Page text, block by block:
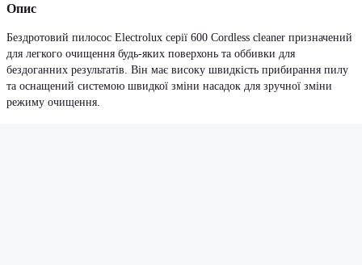
Опис
Бездротовий пилосос Electrolux серії 600 Cordless cleaner призначений
для легкого очищення будь-яких поверхонь та оббивки для
бездоганних результатів. Він має високу швидкість прибирання пилу
та оснащений системою швидкої зміни насадок для зручної зміни
режиму очищення.